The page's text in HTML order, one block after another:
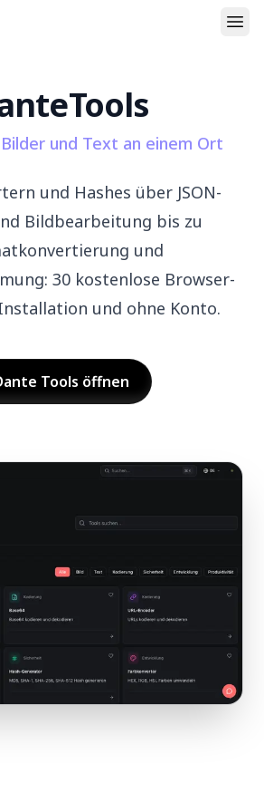
Tools
und Text an einem Ort
und Hashes über JSON-
Bildbearbeitung bis zu
und
30 kostenlose Browser-
und ohne Konto.
Tools öffnen